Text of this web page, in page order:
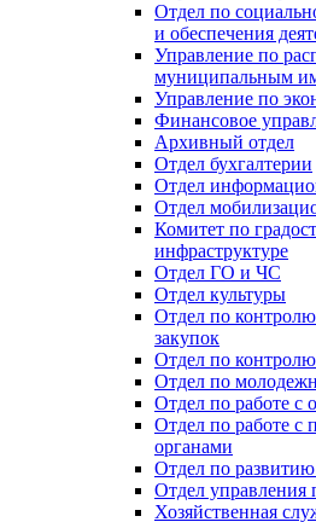
Отдел по
и обеспечения
Управление по
муниципальным
Управление по
Финансовое
Архивный отдел
Отдел бухгалтерии
Отдел
Отдел
Комитет по
инфраструктуре
Отдел ГО и ЧС
Отдел культуры
Отдел по
закупок
Отдел по
Отдел по
Отдел по работе
Отдел по работе с
органами
Отдел по
Отдел управления
Хозяйственная